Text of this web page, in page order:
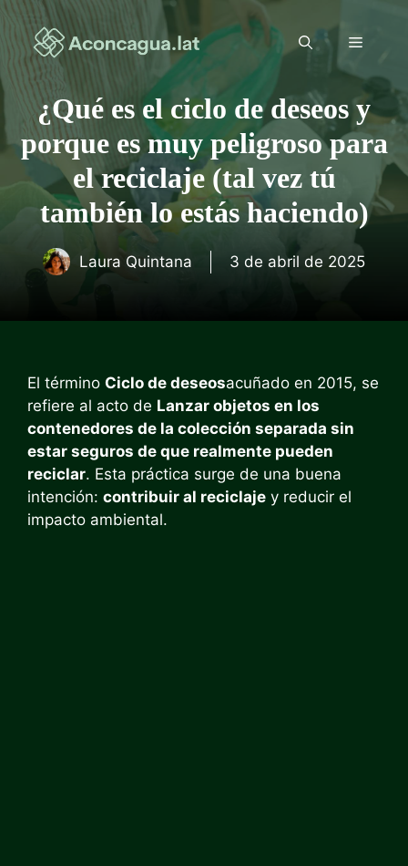
Saltar
contenido
Menú
¿Qué es el ciclo de deseos y
porque es muy peligroso para
el reciclaje (tal vez tú
también lo estás haciendo)
Laura Quintana 3 de abril de 2025
El término Ciclo de deseosacuñado en 2015, se
refiere al acto de Lanzar objetos en los
contenedores de la colección separada sin
estar seguros de que realmente pueden
reciclar. Esta práctica surge de una buena
intención: contribuir al reciclaje y reducir el
impacto ambiental.